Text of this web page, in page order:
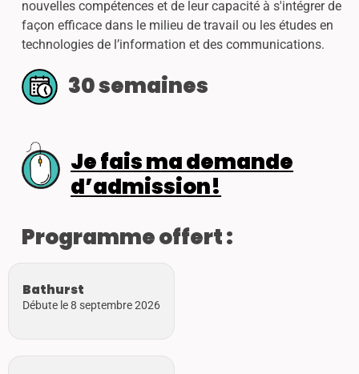
nouvelles compétences et de leur capacité à s'intégrer de
façon efficace dans le milieu de travail ou les études en
technologies de l’information et des communications.
30 semaines
Je fais ma demande
d’admission!
Programme offert :
Bathurst
Débute le 8 septembre 2026